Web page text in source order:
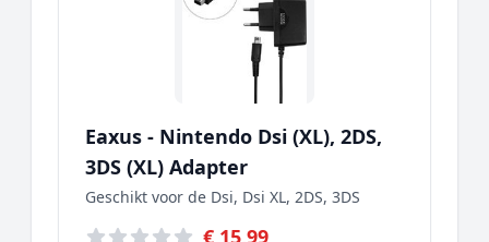
Eaxus - Nintendo Dsi (XL), 2DS,
3DS (XL) Adapter
Geschikt voor de Dsi, Dsi XL, 2DS, 3DS
€ 15,99